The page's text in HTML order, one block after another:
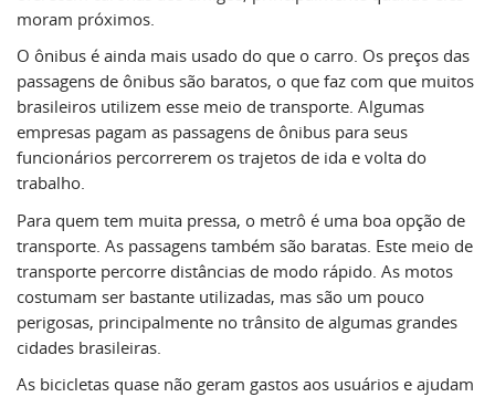
moram próximos.
O ônibus é ainda mais usado do que o carro. Os preços das
passagens de ônibus são baratos, o que faz com que muitos
brasileiros utilizem esse meio de transporte. Algumas
empresas pagam as passagens de ônibus para seus
funcionários percorrerem os trajetos de ida e volta do
trabalho.
Para quem tem muita pressa, o metrô é uma boa opção de
transporte. As passagens também são baratas. Este meio de
transporte percorre distâncias de modo rápido. As motos
costumam ser bastante utilizadas, mas são um pouco
perigosas, principalmente no trânsito de algumas grandes
cidades brasileiras.
As bicicletas quase não geram gastos aos usuários e ajudam